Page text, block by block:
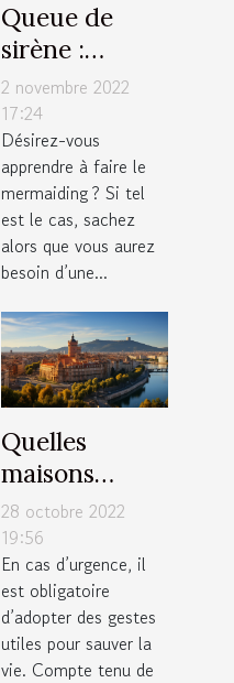
Queue de
sirène :
quelques
critères pour
faire un bon
choix
2 novembre 2022
17:24
Désirez-vous
apprendre à faire le
mermaiding ? Si tel
est le cas, sachez
alors que vous aurez
besoin d’une...
Quelles
maisons
médicales de
garde
contacter à
Toulouse ?
28 octobre 2022
19:56
En cas d’urgence, il
est obligatoire
d’adopter des gestes
utiles pour sauver la
vie. Compte tenu de